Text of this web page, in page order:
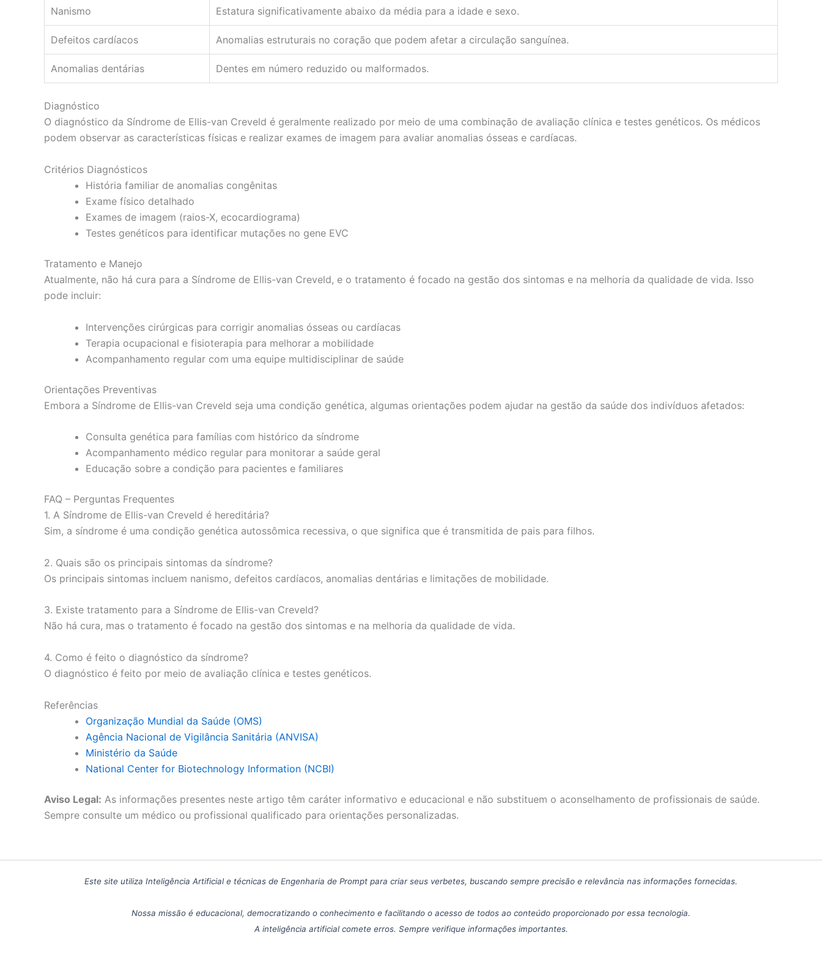
Nanismo Estatura significativamente abaixo da média para a idade e sexo.
Defeitos cardíacos Anomalias estruturais no coração que podem afetar a circulação sanguínea.
Anomalias dentárias Dentes em número reduzido ou malformados.
Diagnóstico
O diagnóstico da Síndrome de Ellis-van Creveld é geralmente realizado por meio de uma combinação de avaliação clínica e testes genéticos. Os médicos
podem observar as características físicas e realizar exames de imagem para avaliar anomalias ósseas e cardíacas.
Critérios Diagnósticos
História familiar de anomalias congênitas
Exame físico detalhado
Exames de imagem (raios-X, ecocardiograma)
Testes genéticos para identificar mutações no gene EVC
Tratamento e Manejo
Atualmente, não há cura para a Síndrome de Ellis-van Creveld, e o tratamento é focado na gestão dos sintomas e na melhoria da qualidade de vida. Isso
pode incluir:
Intervenções cirúrgicas para corrigir anomalias ósseas ou cardíacas
Terapia ocupacional e fisioterapia para melhorar a mobilidade
Acompanhamento regular com uma equipe multidisciplinar de saúde
Orientações Preventivas
Embora a Síndrome de Ellis-van Creveld seja uma condição genética, algumas orientações podem ajudar na gestão da saúde dos indivíduos afetados:
Consulta genética para famílias com histórico da síndrome
Acompanhamento médico regular para monitorar a saúde geral
Educação sobre a condição para pacientes e familiares
FAQ – Perguntas Frequentes
1. A Síndrome de Ellis-van Creveld é hereditária?
Sim, a síndrome é uma condição genética autossômica recessiva, o que significa que é transmitida de pais para filhos.
2. Quais são os principais sintomas da síndrome?
Os principais sintomas incluem nanismo, defeitos cardíacos, anomalias dentárias e limitações de mobilidade.
3. Existe tratamento para a Síndrome de Ellis-van Creveld?
Não há cura, mas o tratamento é focado na gestão dos sintomas e na melhoria da qualidade de vida.
4. Como é feito o diagnóstico da síndrome?
O diagnóstico é feito por meio de avaliação clínica e testes genéticos.
Referências
Organização Mundial da Saúde (OMS)
Agência Nacional de Vigilância Sanitária (ANVISA)
Ministério da Saúde
National Center for Biotechnology Information (NCBI)
Aviso Legal: As informações presentes neste artigo têm caráter informativo e educacional e não substituem o aconselhamento de profissionais de saúde.
Sempre consulte um médico ou profissional qualificado para orientações personalizadas.
Este site utiliza Inteligência Artificial e técnicas de Engenharia de Prompt para criar seus verbetes, buscando sempre precisão e relevância nas informações fornecidas.
Nossa missão é educacional, democratizando o conhecimento e facilitando o acesso de todos ao conteúdo proporcionado por essa tecnologia.
A inteligência artificial comete erros. Sempre verifique informações importantes.